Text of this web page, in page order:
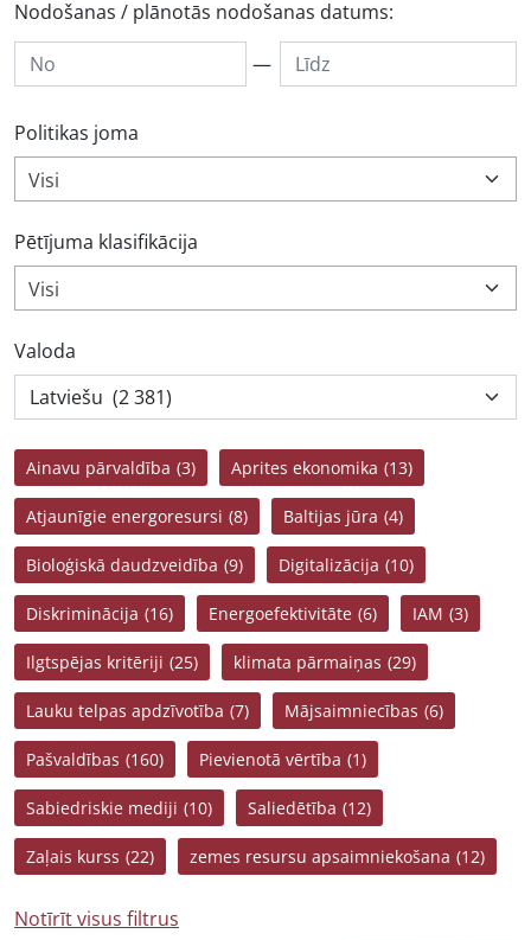
Nodošanas / plānotās nodošanas datums:
—
Politikas joma
Visi
Pētījuma klasifikācija
Visi
Valoda
Ainavu pārvaldība (3) Aprites ekonomika (13)
Atjaunīgie energoresursi (8) Baltijas jūra (4)
Bioloģiskā daudzveidība (9) Digitalizācija (10)
Diskriminācija (16) Energoefektivitāte (6) IAM (3)
Ilgtspējas kritēriji (25) klimata pārmaiņas (29)
Lauku telpas apdzīvotība (7) Mājsaimniecības (6)
Pašvaldības (160) Pievienotā vērtība (1)
Sabiedriskie mediji (10) Saliedētība (12)
Zaļais kurss (22) zemes resursu apsaimniekošana (12)
Notīrīt visus filtrus